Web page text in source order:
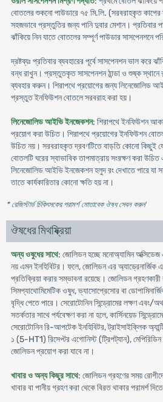
বোতলের শুকনো পাউডারে ৭৫ মি.লি. (সরবরাহকৃত কাপের
সহজভাবে প্রস্তুতির জন্য পানি দুবার মেশান। প্রতিবার
ঝাঁকিয়ে নিন যাতে বোতলের সম্পূর্ণ পাউডার সাসপেনশনে
দ্রষ্টব্যঃ প্রতিবার ব্যবহারের পূর্বে সাসপেনশন ভাল করে
বন্ধ রাখুন। প্রস্তুতকৃত সাসপেনশন ঠান্ডা ও শুষ্ক স্থানে
ব্যবহার করুন। শিরাপথে প্রয়োগের জন্য লিনেজোলিড
প্রস্তুত ইনফিউশন বোতলে সরবরাহ করা হয়।
লিনেজোলিড আইভি ইনজেকশন: শিরাপথে ইনফিউশন
প্রয়োগ করা উচিত। শিরাপথে প্রয়োগের ইনফিউশন
উচিত নয়। সরবরাহকৃত দ্রবণটিতে বাড়তি কোনো কিছুই
বোতলটি ঘরের স্বাভাবিক তাপমাত্রায় সংরক্ষণ করা উচিত
লিনেজোলিড আইভি ইনজেকশন হলুদ রং দেখাতে পারে যা
তাতে কার্যকারিতার কোনো ক্ষতি হয় না।
* রেজিস্টার্ড চিকিৎসকের পরামর্শ মোতাবেক ঔষধ সেবন করুন'
ঔষধের মিথষ্ক্রিয়া
অন্য ওষুধের সাথে: জোলিডন হচ্ছে মনোঅ্যামিন অক্সিডেজ
নয় এমন ইনহিবিটর। ফলে, জোলিডন এর অ্যাড্রেনার্জিক
প্রতিক্রিয়া করার সম্ভাবনা রয়েছে। জোলিডন
সিমপ্যাথোমিমেটিক ওষুধ, ভ্যাসোপ্রেসোর বা
বৃদ্ধি পেতে পারে। সেরোটোনিন সিন্ড্রোমের লক্ষণ এবং/
সতর্কতার সাথে পর্যবেক্ষণ করা না হলে, কার্সিনয়েড
সেরোটোনিন রি-আপটেক ইনহিবিটর, ট্রাইসাইক্লিক
১ (5-HT1) রিসেপ্টর এগোনিস্ট (ট্রিপট্যান),
জোলিডন প্রয়োগ করা যাবে না।
খাবার ও অন্য কিছুর সাথে: জোলিডন গ্রহণের সময়
খাবার বা পানীয় গ্রহণ করা থেকে বিরত থাকার পরামর্শ